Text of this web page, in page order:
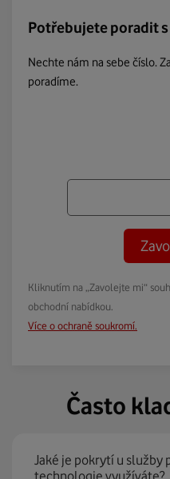
Potřebujete poradit
Nechte nám na sebe číslo.
poradíme.
Kliknutím na „Zavolejte mi“
obchodní nabídkou.
Více o ochraně soukromí.
Často
Jaké je pokrytí u služby
technologie využíváte?